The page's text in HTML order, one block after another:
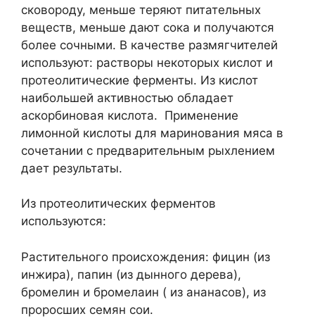
сковороду, меньше теряют питательных
веществ, меньше дают сока и получаются
более сочными. В качестве размягчителей
используют: растворы некоторых кислот и
протеолитические ферменты. Из кислот
наибольшей активностью обладает
аскорбиновая кислота. Применение
лимонной кислоты для маринования мяса в
сочетании с предварительным рыхлением
дает результаты.
Из протеолитических ферментов
используются:
Растительного происхождения: фицин (из
инжира), папин (из дынного дерева),
бромелин и бромелаин ( из ананасов), из
проросших семян сои.